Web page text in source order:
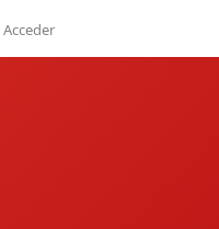
Acceder